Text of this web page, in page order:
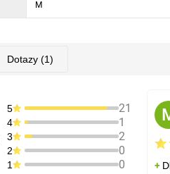
M
Dotazy (1)
5 21
4 1
3 2
2 0
1 0